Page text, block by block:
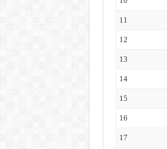
11
12
13
14
15
16
17